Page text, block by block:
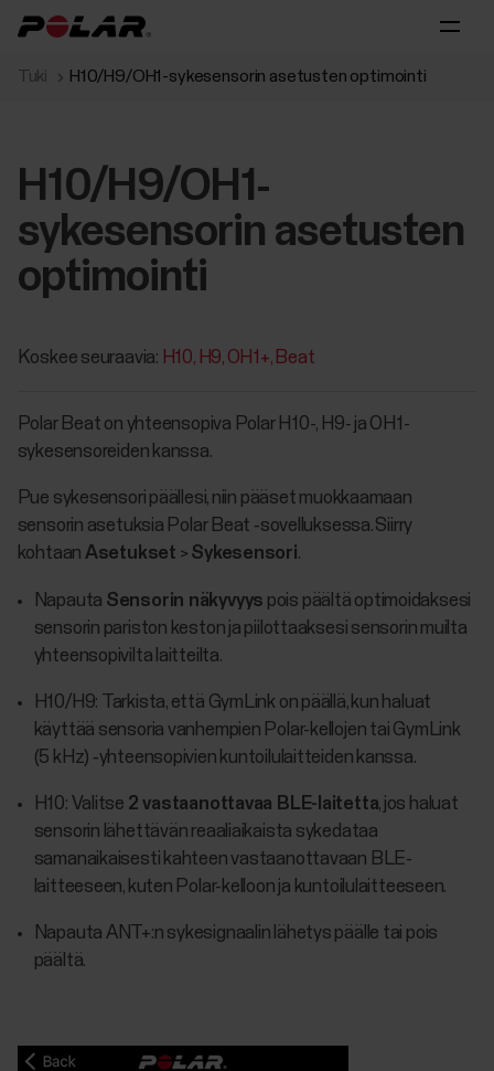
Tuki H10/H9/OH1-sykesensorin asetusten optimointi
H10/H9/OH1-
sykesensorin asetusten
optimointi
Koskee seuraavia: H10 H9 OH1+ Beat
Polar Beat on yhteensopiva Polar H10-, H9- ja OH1-
sykesensoreiden kanssa.
Pue sykesensori päällesi, niin pääset muokkaamaan
sensorin asetuksia Polar Beat ‑sovelluksessa. Siirry
kohtaan Asetukset >Sykesensori.
Napauta Sensorin näkyvyys pois päältä optimoidaksesi
sensorin pariston keston ja piilottaaksesi sensorin muilta
yhteensopivilta laitteilta.
H10/H9: Tarkista, että GymLink on päällä, kun haluat
käyttää sensoria vanhempien Polar-kellojen tai GymLink
(5 kHz) ‑yhteensopivien kuntoilulaitteiden kanssa.
H10: Valitse 2 vastaanottavaa BLE-laitetta, jos haluat
sensorin lähettävän reaaliaikaista sykedataa
samanaikaisesti kahteen vastaanottavaan BLE-
laitteeseen, kuten Polar-kelloon ja kuntoilulaitteeseen.
Napauta ANT+:n sykesignaalin lähetys päälle tai pois
päältä.